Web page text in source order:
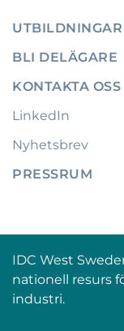
BLI DELÄGARE
KONTAKTA OSS
LinkedIn
Nyhetsbrev
PRESSRUM
IDC West
nationell resurs
industri.